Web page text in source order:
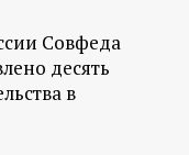
Совфеда
десять
в